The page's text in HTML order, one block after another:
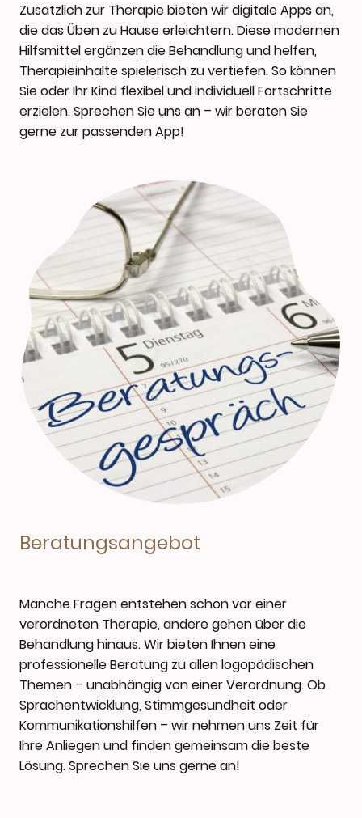
Zusätzlich zur Therapie bieten wir digitale Apps an,
die das Üben zu Hause erleichtern. Diese modernen
Hilfsmittel ergänzen die Behandlung und helfen,
Therapieinhalte spielerisch zu vertiefen. So können
Sie oder Ihr Kind flexibel und individuell Fortschritte
erzielen. Sprechen Sie uns an – wir beraten Sie
gerne zur passenden App!
Beratungsangebot
Manche Fragen entstehen schon vor einer
verordneten Therapie, andere gehen über die
Behandlung hinaus. Wir bieten Ihnen eine
professionelle Beratung zu allen logopädischen
Themen – unabhängig von einer Verordnung. Ob
Sprachentwicklung, Stimmgesundheit oder
Kommunikationshilfen – wir nehmen uns Zeit für
Ihre Anliegen und finden gemeinsam die beste
Lösung. Sprechen Sie uns gerne an!